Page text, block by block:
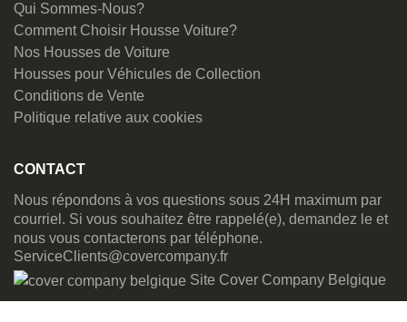
Qui Sommes-Nous?
Comment Choisir Housse Voiture?
Nos Housses de Voiture
Housses pour Véhicules de Collection
Conditions de Vente
Politique relative aux cookies
CONTACT
Nous répondons à vos questions sous 24H maximum par
courriel. Si vous souhaitez être rappelé(e), demandez le et
nous vous contacterons par téléphone.
ServiceClients@covercompany.fr
Site Cover Company Belgique